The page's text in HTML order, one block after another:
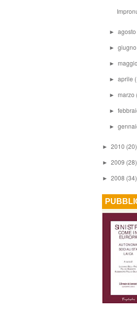
►agosto
►giugno
► maggio
►aprile
► marzo
►
►
► 2010 (20)
► 2009 (28)
► 2008 (34)